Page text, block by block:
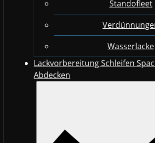
Standofleet
Wasserlacke
Lackvorbereitung Schleifen
Abdecken